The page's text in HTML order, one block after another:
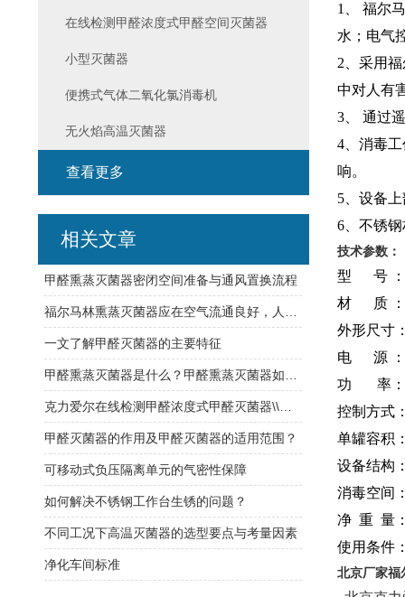
1、 福尔
水；电气
2、采用
中对人有
3、 通过
4、消毒
响。
5、设备
6、不锈
技术参数：
型 号 ：
材 质 ：
外形尺寸
电 源 ：
功 率：
控制方式
单罐容积
设备结构
消毒空间
净 重 量
使用条件
北京厂家福
在线检测甲醛浓度式甲醛空间灭菌器
小型灭菌器
便携式气体二氧化氯消毒机
无火焰高温灭菌器
查看更多
相关文章
甲醛熏蒸灭菌器密闭空间准备与通风置换流程
一文了解甲醛灭菌器的主要特征
甲醛灭菌器的作用及甲醛灭菌器的适用范围？
可移动式负压隔离单元的气密性保障
如何解决不锈钢工作台生锈的问题？
不同工况下高温灭菌器的选型要点与考量因素
净化车间标准